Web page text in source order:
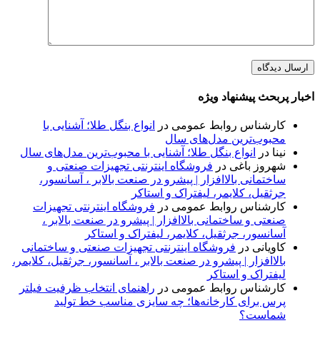
اخبار پربحث پیشنهاد ویژه
کارشناس روابط عمومی در
انواع بنگل طلا؛ آشنایی با
محبوب‌ترین مدل‌های سال
نینا در
انواع بنگل طلا؛ آشنایی با محبوب‌ترین مدل‌های سال
شهروز باغی در فروشگاه اینترنتی تجهیزات صنعتی و
ساختمانی بالاافزار | پیشرو در صنعت بالابر ، آسانسور،
جرثقیل، کلایمر، لیفتراک و استاکر
کارشناس روابط عمومی در فروشگاه اینترنتی تجهیزات
صنعتی و ساختمانی بالاافزار | پیشرو در صنعت بالابر ،
آسانسور، جرثقیل، کلایمر، لیفتراک و استاکر
کاویانی در فروشگاه اینترنتی تجهیزات صنعتی و ساختمانی
بالاافزار | پیشرو در صنعت بالابر ، آسانسور، جرثقیل، کلایمر،
لیفتراک و استاکر
کارشناس روابط عمومی در راهنمای انتخاب ظرفیت فیلتر
پرس برای کارخانه‌ها؛ چه سایزی مناسب خط تولید
شماست؟